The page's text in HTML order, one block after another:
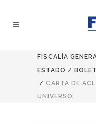
FISCALÍA
ESTADO /
/ CARTA DE
UNIVERSO